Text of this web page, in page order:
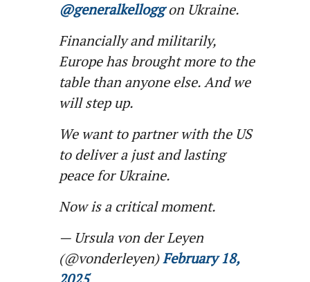
@generalkelloggon Ukraine.
Financially and militarily,
Europe has brought more to the
table than anyone else. And we
will step up.
We want to partner with the US
to deliver a just and lasting
peace for Ukraine.
Now is a critical moment.
— Ursula von der Leyen
(@vonderleyen)February 18,